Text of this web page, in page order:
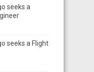
seeks a
seeks a Flight